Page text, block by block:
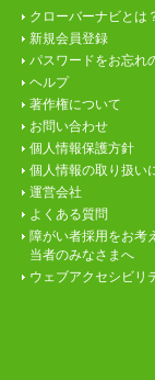
クローバーナビとは
新規会員登録
パスワードをお忘れ
ヘルプ
著作権について
お問い合わせ
個人情報保護方針
個人情報の取り扱い
運営会社
よくある質問
障がい者採用をお考
当者のみなさまへ
ウェブアクセシビリ